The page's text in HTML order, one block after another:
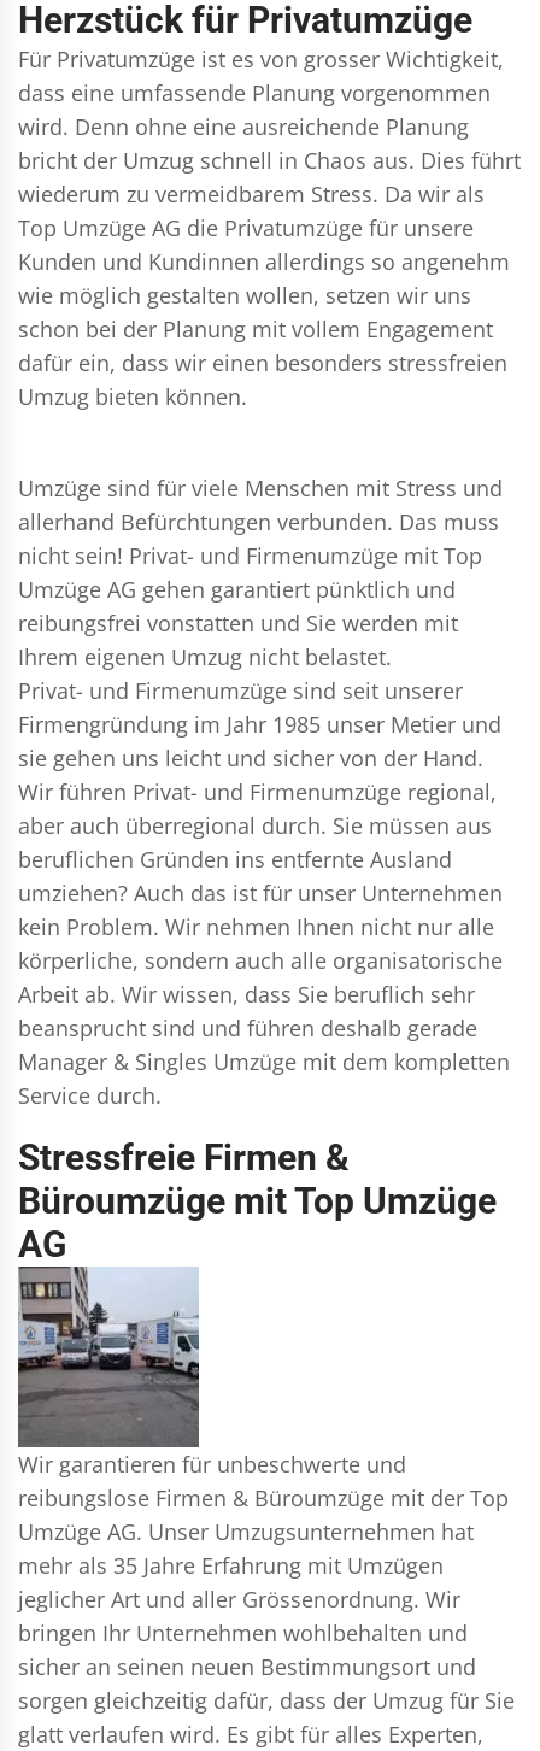
Herzstück für Privatumzüge
Für Privatumzüge ist es von grosser Wichtigkeit,
dass eine umfassende Planung vorgenommen
wird. Denn ohne eine ausreichende Planung
bricht der Umzug schnell in Chaos aus. Dies führt
wiederum zu vermeidbarem Stress. Da wir als
Top Umzüge AG die Privatumzüge für unsere
Kunden und Kundinnen allerdings so angenehm
wie möglich gestalten wollen, setzen wir uns
schon bei der Planung mit vollem Engagement
dafür ein, dass wir einen besonders stressfreien
Umzug bieten können.
Umzüge sind für viele Menschen mit Stress und
allerhand Befürchtungen verbunden. Das muss
nicht sein! Privat- und Firmenumzüge mit Top
Umzüge AG gehen garantiert pünktlich und
reibungsfrei vonstatten und Sie werden mit
Ihrem eigenen Umzug nicht belastet.
Privat- und Firmenumzüge sind seit unserer
Firmengründung im Jahr 1985 unser Metier und
sie gehen uns leicht und sicher von der Hand.
Wir führen Privat- und Firmenumzüge regional,
aber auch überregional durch. Sie müssen aus
beruflichen Gründen ins entfernte Ausland
umziehen? Auch das ist für unser Unternehmen
kein Problem. Wir nehmen Ihnen nicht nur alle
körperliche, sondern auch alle organisatorische
Arbeit ab. Wir wissen, dass Sie beruflich sehr
beansprucht sind und führen deshalb gerade
Manager & Singles Umzüge mit dem kompletten
Service durch.
Stressfreie Firmen &
Büroumzüge mit Top Umzüge
AG
Wir garantieren für unbeschwerte und
reibungslose Firmen & Büroumzüge mit der Top
Umzüge AG. Unser Umzugsunternehmen hat
mehr als 35 Jahre Erfahrung mit Umzügen
jeglicher Art und aller Grössenordnung. Wir
bringen Ihr Unternehmen wohlbehalten und
sicher an seinen neuen Bestimmungsort und
sorgen gleichzeitig dafür, dass der Umzug für Sie
glatt verlaufen wird. Es gibt für alles Experten,